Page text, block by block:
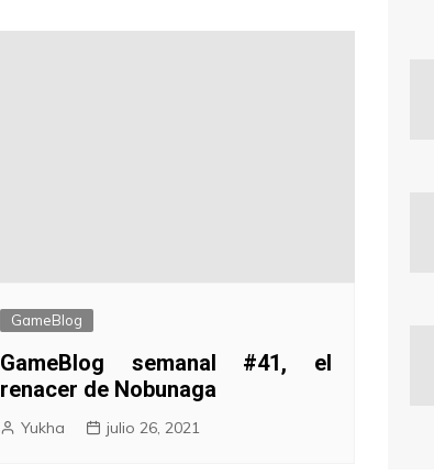
GameBlog
GameBlog semanal #41, el
renacer de Nobunaga
Yukha julio 26, 2021